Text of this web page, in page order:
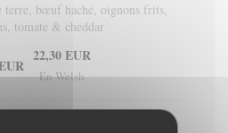
terre, bœuf haché, oignons frits,
tomate & cheddar
22,30 EUR
En Welsh